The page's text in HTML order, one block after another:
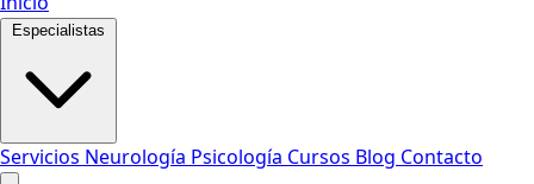
Servicios Neurología Psicología Cursos Blog Contacto